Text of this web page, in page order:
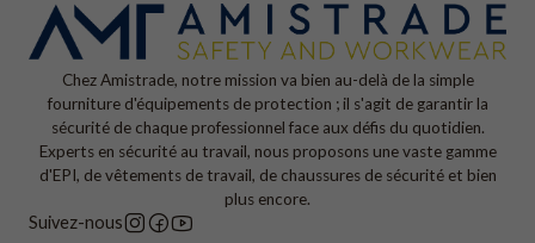
Chez Amistrade, notre mission va bien au-delà de la simple
fourniture d'équipements de protection ; il s'agit de garantir la
sécurité de chaque professionnel face aux défis du quotidien.
Experts en sécurité au travail, nous proposons une vaste gamme
d'EPI, de vêtements de travail, de chaussures de sécurité et bien
plus encore.
Suivez-nous